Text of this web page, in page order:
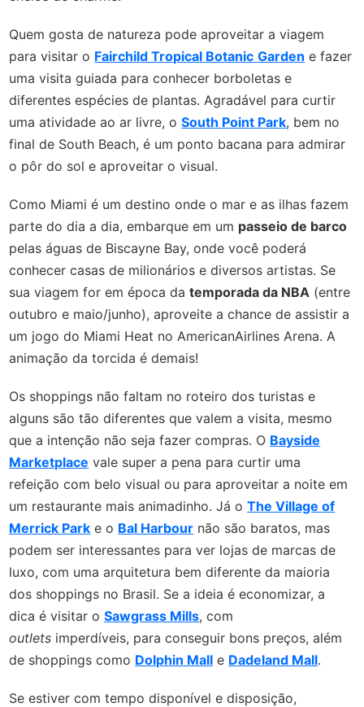
Quem gosta de natureza pode aproveitar a viagem
para visitar o Fairchild Tropical Botanic Garden e fazer
uma visita guiada para conhecer borboletas e
diferentes espécies de plantas. Agradável para curtir
uma atividade ao ar livre, oSouth Point Park, bem no
final de South Beach, é um ponto bacana para admirar
o pôr do sol e aproveitar o visual.
Como Miami é um destino onde o mar e as ilhas fazem
parte do dia a dia, embarque em um passeio de barco
pelas águas de Biscayne Bay, onde você poderá
conhecer casas de milionários e diversos artistas. Se
sua viagem for em época datemporada da NBA (entre
outubro e maio/junho), aproveite a chance de assistir a
um jogo do Miami Heat no AmericanAirlines Arena. A
animação da torcida é demais!
Os shoppings não faltam no roteiro dos turistas e
alguns são tão diferentes que valem a visita, mesmo
que a intenção não seja fazer compras. O Bayside
Marketplace vale super a pena para curtir uma
refeição com belo visual ou para aproveitar a noite em
um restaurante mais animadinho. Já oThe Village of
Merrick Park e o Bal Harbour não são baratos, mas
podem ser interessantes para ver lojas de marcas de
luxo, com uma arquitetura bem diferente da maioria
dos shoppings no Brasil. Se a ideia é economizar, a
dica é visitar oSawgrass Mills, com
outlets imperdíveis, para conseguir bons preços, além
de shoppings como Dolphin Mall e Dadeland Mall.
Se estiver com tempo disponível e disposição,